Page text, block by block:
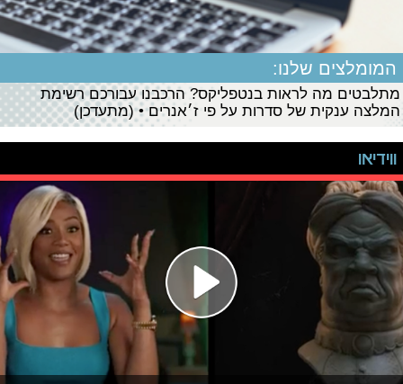
המומלצים שלנו:
מתלבטים מה לראות בנטפליקס? הרכבנו עבורכם רשימת
המלצה ענקית של סדרות על פי ז׳אנרים • (מתעדכן)
ווידיאו